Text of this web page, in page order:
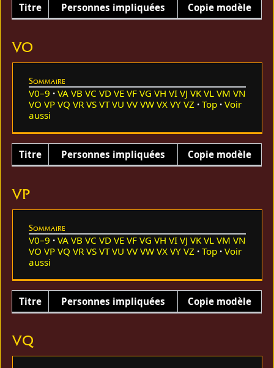
Titre Personnes impliquées Copie modèle
VO
Sommaire
V0–9 VA VB VC VD VE VF VG VH VI VJ VK VL VM VN
VO VP VQ VR VS VT VU VV VW VX VY VZ Top
Voir
aussi
Titre Personnes impliquées Copie modèle
VP
Sommaire
V0–9 VA VB VC VD VE VF VG VH VI VJ VK VL VM VN
VO VP VQ VR VS VT VU VV VW VX VY VZ Top
Voir
aussi
Titre Personnes impliquées Copie modèle
VQ